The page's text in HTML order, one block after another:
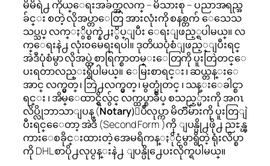
မိမိရဲ႕ ကိုယ္ေရးအခ်က္အလက္ – မိသားစု – ပညာအရည္အ
ခ်င္း စတဲ့ လိုအပ္တာေတြ အားလုံးကို စနစ္တက် ေသေသ
သပ္သပ္ လက္ႏွိပ္စက္နဲ႕ႏွိပ္ျပီး ေရးျဖည့္ရပါမယ္။ လ
က္ေရးနဲ႕ လုံး၀မေရးရပါ။ ဒုတိယပုံစံျဖည့္ျပီးရင္
အဲဒီပုံစံမွာ လိုအပ္တဲ့စာရြက္စာတမ္းေတြကို ပူးတြဲတင္ေ
ပးရတာလည္းရွိပါမယ္။ ေမြးစာရင္း ၊ ဆယ္တန္းေ
အာင္ လက္မွတ္ ၊ ဘြဲ႕လက္မွတ္ ၊ မွတ္ပုံတင္ ၊ သန္းေခါင္စာ
ရင္း ၊ အိမ္ေထာင္ရွိလွ်င္ လက္ထပ္စာခ်ဳပ္ စသည့္မ်ားကို အဂၤ
လိပ္လိုဘာသာျပန္ (Notary)ျပဳလုပ္ကာ မိတၱဴမ်ားကို ပူးတြျဲ
ပီးရင္ေေတာ့ အဲဒီ (Second Form )ကို ျပန္ပို႕ဖို႕ ညႊန္ၾ
ကားေစခိုင္းထားတဲ့ အေမရိကန္ႏိုင္ငံမွာရွိတဲ့ ရုံးလိပ္စာ
ကို DHL စာပို႕လုပ္ငန္းနဲ႕ ျပန္ပို႕ေပးလိုက္ရပါမယ္။